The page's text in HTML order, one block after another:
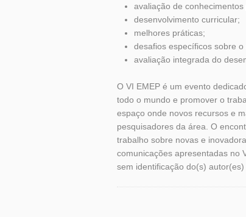
avaliação de
desenvolvimento curricular;
melhores práticas;
desafios específicos sobre
avaliação integrada do
O VI EMEP é um evento
todo o mundo e promover o
espaço onde novos recursos e
pesquisadores da área. O
trabalho sobre novas e
comunicações apresentadas no
sem identificação do(s)